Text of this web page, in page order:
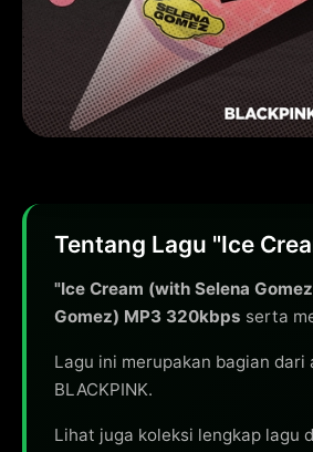
Tentang Lagu "Ice
"Ice Cream (with Selena
Gomez) MP3 320kbps serta
Lagu ini merupakan bagian dari
BLACKPINK.
Lihat juga koleksi lengkap lagu